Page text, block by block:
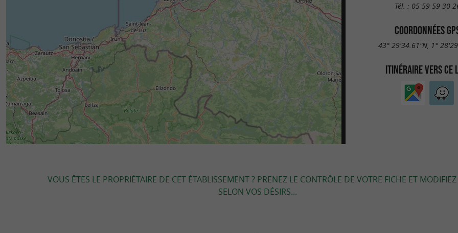
Tél. : 05 59 59 30
COORDONNÉES
43° 29'34.61"N, 1°
ITINÉRAIRE VERS CE
VOUS ÊTES LE PROPRIÉTAIRE DE CET ÉTABLISSEMENT ? PRENEZ LE CONTRÔLE DE VOTRE FICHE ET
SELON VOS DÉSIRS...